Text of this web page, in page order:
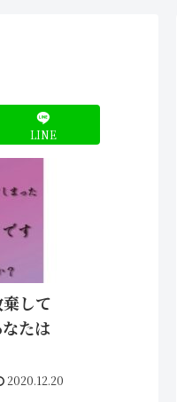
LINE
して
たは
2020.12.20